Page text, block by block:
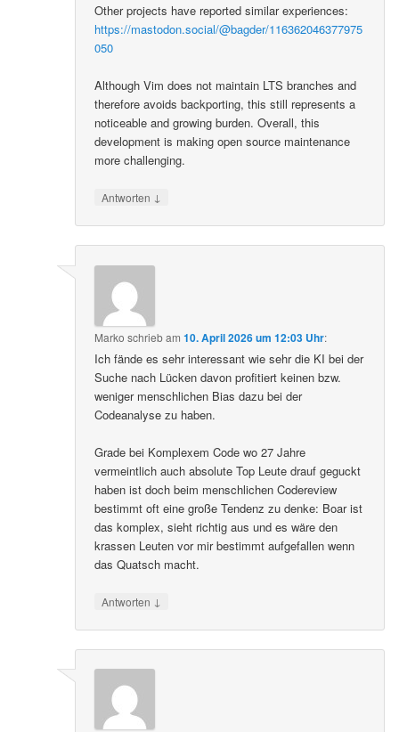
Other projects have reported similar experiences:
https://mastodon.social/@bagder/116362046377975
050
Although Vim does not maintain LTS branches and
therefore avoids backporting, this still represents a
noticeable and growing burden. Overall, this
development is making open source maintenance
more challenging.
Antworten ↓
Marko schriebam10. April 2026 um 12:03 Uhr:
Ich fände es sehr interessant wie sehr die KI bei der
Suche nach Lücken davon profitiert keinen bzw.
weniger menschlichen Bias dazu bei der
Codeanalyse zu haben.
Grade bei Komplexem Code wo 27 Jahre
vermeintlich auch absolute Top Leute drauf geguckt
haben ist doch beim menschlichen Codereview
bestimmt oft eine große Tendenz zu denke: Boar ist
das komplex, sieht richtig aus und es wäre den
krassen Leuten vor mir bestimmt aufgefallen wenn
das Quatsch macht.
Antworten ↓